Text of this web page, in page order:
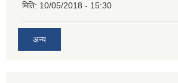
मिति: 10/05/2018 - 15:30
अन्य